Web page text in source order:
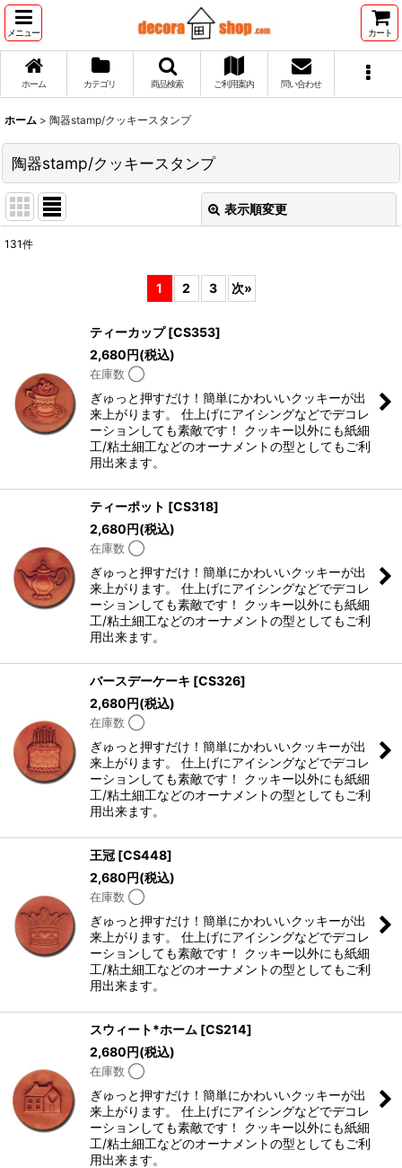
メニュー カート
ホーム カテゴリ 商品検索 ご利用案内 問い合わせ
ホーム > 陶器stamp/クッキースタンプ
陶器stamp/クッキースタンプ
表示順変更
絞り込む
131件
1 2 3 次»
ティーカップ [CS353]
2,680円(税込)
在庫数 ◯
ぎゅっと押すだけ！簡単にかわいいクッキーが出
来上がります。 仕上げにアイシングなどでデコレ
ーションしても素敵です！ クッキー以外にも紙細
工/粘土細工などのオーナメントの型としてもご利
用出来ます。
ティーポット [CS318]
2,680円(税込)
在庫数 ◯
ぎゅっと押すだけ！簡単にかわいいクッキーが出
来上がります。 仕上げにアイシングなどでデコレ
ーションしても素敵です！ クッキー以外にも紙細
工/粘土細工などのオーナメントの型としてもご利
用出来ます。
バースデーケーキ [CS326]
2,680円(税込)
在庫数 ◯
ぎゅっと押すだけ！簡単にかわいいクッキーが出
来上がります。 仕上げにアイシングなどでデコレ
ーションしても素敵です！ クッキー以外にも紙細
工/粘土細工などのオーナメントの型としてもご利
用出来ます。
王冠 [CS448]
2,680円(税込)
在庫数 ◯
ぎゅっと押すだけ！簡単にかわいいクッキーが出
来上がります。 仕上げにアイシングなどでデコレ
ーションしても素敵です！ クッキー以外にも紙細
工/粘土細工などのオーナメントの型としてもご利
用出来ます。
スウィート*ホーム [CS214]
2,680円(税込)
在庫数 ◯
ぎゅっと押すだけ！簡単にかわいいクッキーが出
来上がります。 仕上げにアイシングなどでデコレ
ーションしても素敵です！ クッキー以外にも紙細
工/粘土細工などのオーナメントの型としてもご利
用出来ます。